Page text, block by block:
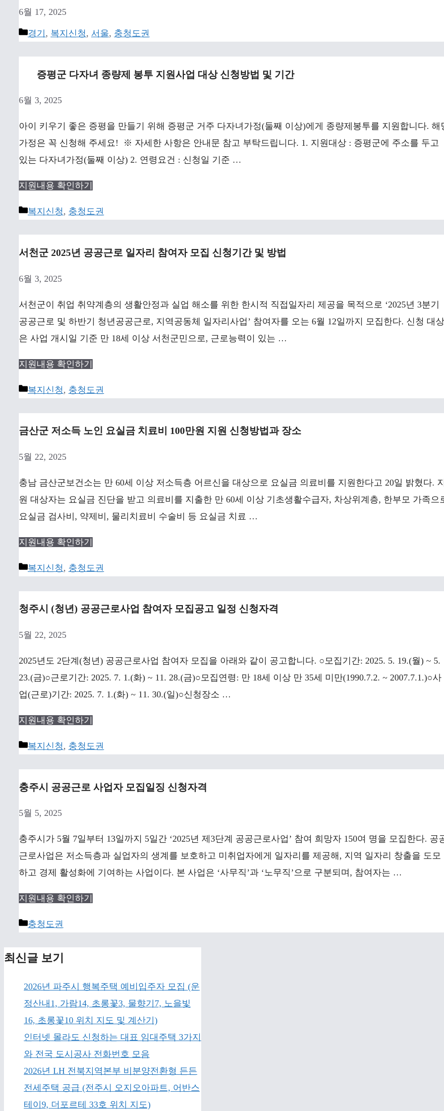
6월 17, 2025
Categories
경기 , 복지신청, 서울, 충청도권
증평군 다자녀 종량제 봉투 지원사업 대상 신청방법 및 기간
6월 3, 2025
아이 키우기 좋은 증평을 만들기 위해 증평군 거주 다자녀가정(둘째 이상)에게 종량제봉투를 지원합니다. 해
가정은 꼭 신청해 주세요! ※ 자세한 사항은 안내문 참고 부탁드립니다. 1. 지원대상 : 증평군에 주소를 두고
있는 다자녀가정(둘째 이상) 2. 연령요건 : 신청일 기준 …
지원내용 확인하기
Categories
복지신청, 충청도권
서천군 2025년 공공근로 일자리 참여자 모집 신청기간 및 방법
6월 3, 2025
서천군이 취업 취약계층의 생활안정과 실업 해소를 위한 한시적 직접일자리 제공을 목적으로 ‘2025년 3분기
공공근로 및 하반기 청년공공근로, 지역공동체 일자리사업’ 참여자를 오는 6월 12일까지 모집한다. 신청 대상
은 사업 개시일 기준 만 18세 이상 서천군민으로, 근로능력이 있는 …
지원내용 확인하기
Categories
복지신청, 충청도권
금산군 저소득 노인 요실금 치료비 100만원 지원 신청방법과 장소
5월 22, 2025
충남 금산군보건소는 만 60세 이상 저소득층 어르신을 대상으로 요실금 의료비를 지원한다고 20일 밝혔다.
원 대상자는 요실금 진단을 받고 의료비를 지출한 만 60세 이상 기초생활수급자, 차상위계층, 한부모 가족으
요실금 검사비, 약제비, 물리치료비 수술비 등 요실금 치료 …
지원내용 확인하기
Categories
복지신청, 충청도권
청주시 (청년) 공공근로사업 참여자 모집공고 일정 신청자격
5월 22, 2025
2025년도 2단계(청년) 공공근로사업 참여자 모집을 아래와 같이 공고합니다. ○모집기간: 2025. 5. 19.(월) ~ 5.
23.(금)○근로기간: 2025. 7. 1.(화) ~ 11. 28.(금)○모집연령: 만 18세 이상 만 35세 미만(1990.7.2. ~ 2007.7.1.)○사
업(근로)기간: 2025. 7. 1.(화) ~ 11. 30.(일)○신청장소 …
지원내용 확인하기
Categories
복지신청, 충청도권
충주시 공공근로 사업자 모집일징 신청자격
5월 5, 2025
충주시가 5월 7일부터 13일까지 5일간 ‘2025년 제3단계 공공근로사업’ 참여 희망자 150여 명을 모집한다. 공
근로사업은 저소득층과 실업자의 생계를 보호하고 미취업자에게 일자리를 제공해, 지역 일자리 창출을 도모
하고 경제 활성화에 기여하는 사업이다. 본 사업은 ‘사무직’과 ‘노무직’으로 구분되며, 참여자는 …
지원내용 확인하기
Categories
충청도권
최신글 보기
2026년 파주시 행복주택 예비입주자 모집 (운
정산내1, 가람14, 초롱꽃3, 물향기7, 노을빛
16, 초롱꽃10 위치 지도 및 계산기)
인터넷 몰라도 신청하는 대표 임대주택 3가지
와 전국 도시공사 전화번호 모음
2026년 LH 전북지역본부 비분양전환형 든든
전세주택 공급 (전주시 오지오아파트, 어반스
테이9, 더포르테 33호 위치 지도)